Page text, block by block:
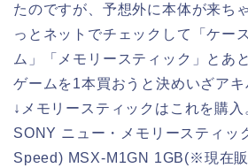
たのですが、予想外に本体が来ち
っとネットでチェックして「ケー
ム」「メモリースティック」とあ
ゲームを1本買おうと決めいざアキ
↓メモリースティックはこれを購入
SONY ニュー・メモリースティッ
Speed) MSX-M1GN 1GB(※現在